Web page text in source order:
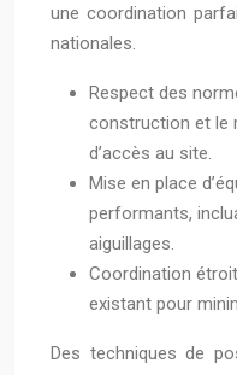
une coordination
nationales.
Respect des
construction et le
d’accès au site.
Mise en place
performants,
aiguillages.
Coordination
existant pour
Des techniques de